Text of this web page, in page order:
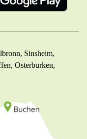
Sinsheim,
Osterburken,